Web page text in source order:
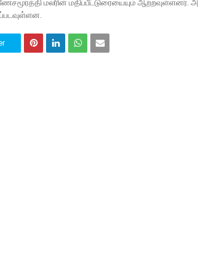
மலரின் மதிப்பீட்டுரையையும்